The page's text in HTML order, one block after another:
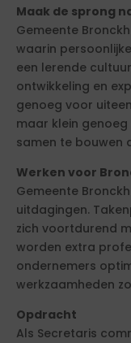
Maak de sprong
Gemeente
waarin
een lerende
ontwikkeling en
genoeg voor
maar klein
samen te bouwen
Werken voor
Gemeente
uitdagingen.
zich voortdurend
worden extra
ondernemers
werkzaamheden
Opdracht
Als Secretaris